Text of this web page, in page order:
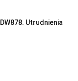
Utrudnienia